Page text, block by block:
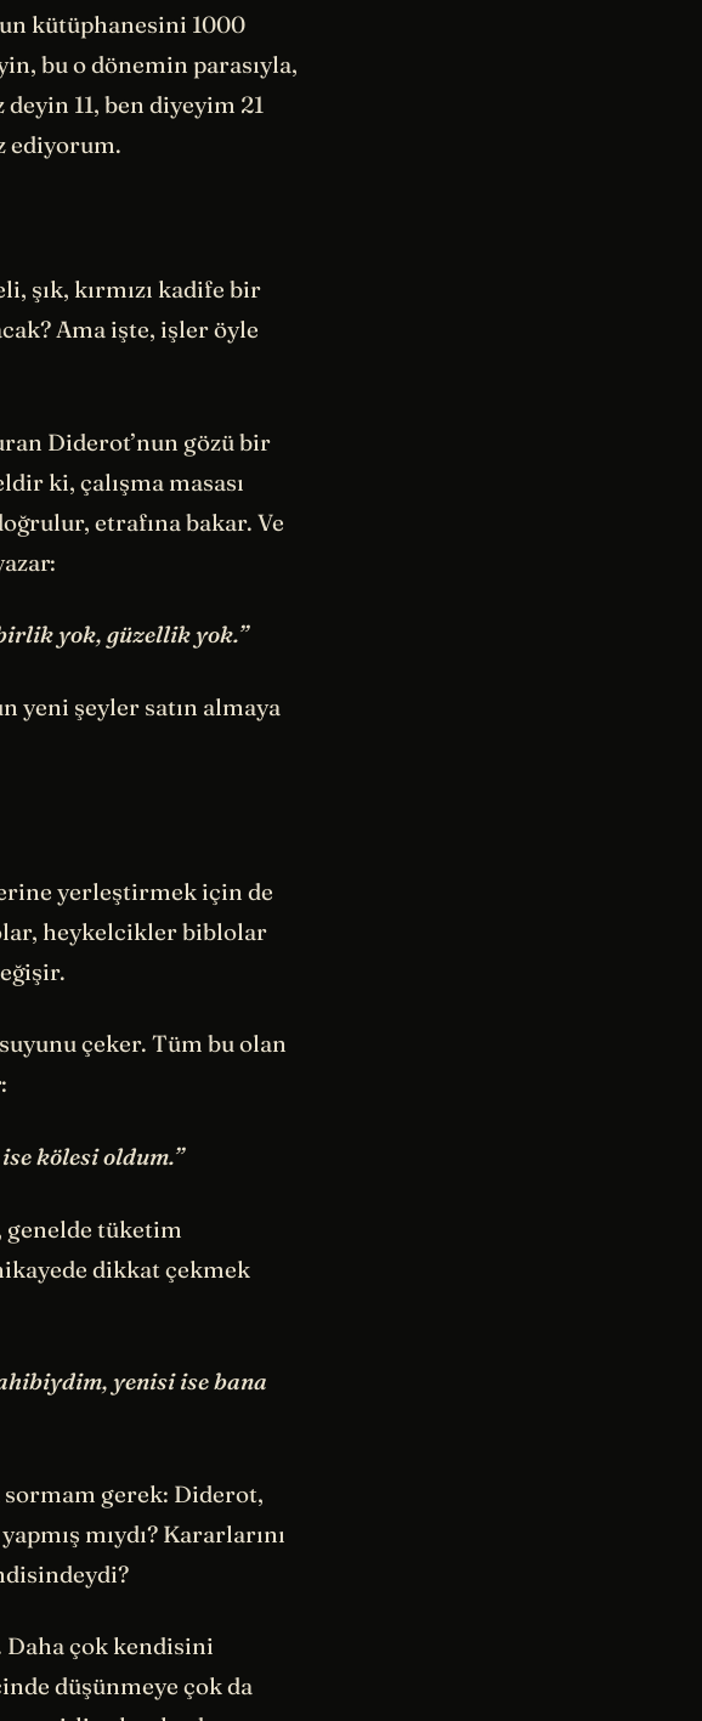
kütüphanesini 1000
bu o dönemin parasıyla,
11, ben diyeyim 21
ediyorum.
şık, kırmızı kadife bir
Ama işte, işler öyle
Diderot’nun gözü bir
ki, çalışma masası
etrafına bakar. Ve
yok, güzellik yok.”
yeni şeyler satın almaya
yerleştirmek için de
heykelcikler biblolar
çeker. Tüm bu olan
kölesi oldum.”
tüketim
dikkat çekmek
yenisi ise bana
sormam gerek: Diderot,
mıydı? Kararlarını
Daha çok kendisini
düşünmeye çok da